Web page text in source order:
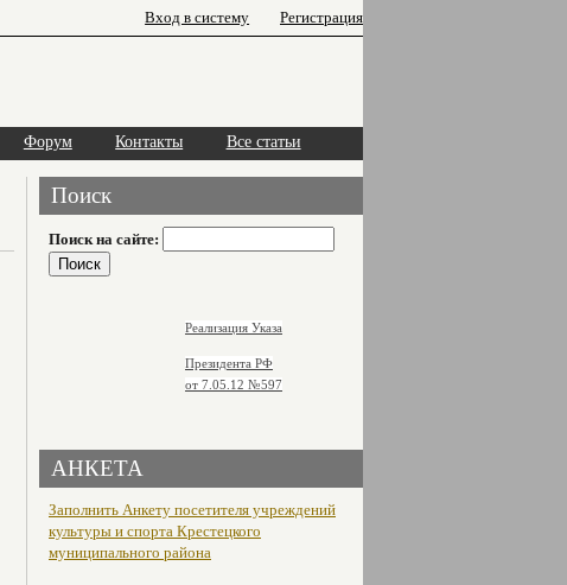
Вход в систему Регистрация
Форум Контакты Все статьи
Поиск
Поиск на сайте:
Реализация Указа
Президента РФ
от 7.05.12 №597
АНКЕТА
Заполнить Анкету посетителя учреждений
культуры и спорта Крестецкого
муниципального района